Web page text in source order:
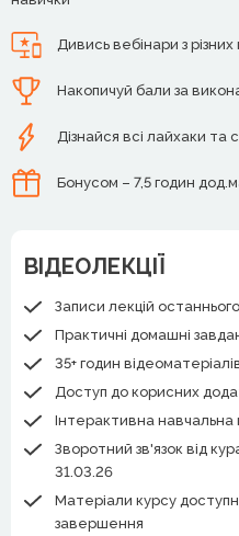
Дивись вебінари з різних
Накопичуй бали за
Дізнайся всі лайхаки та
Бонусом – 7,5 годин
ВІДЕОЛЕКЦІЇ
Записи лекцій
Практичні домашні
35+ годин
Доступ до корисних
Інтерактивна
Зворотний зв'язок від
31.03.26
Матеріали курсу
завершення